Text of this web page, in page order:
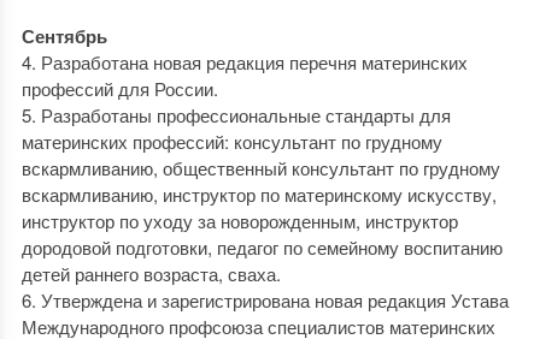
Сентябрь
4. Разработана новая редакция перечня материнских
профессий для России.
5. Разработаны профессиональные стандарты для
материнских профессий: консультант по грудному
вскармливанию, общественный консультант по грудному
вскармливанию, инструктор по материнскому искусству,
инструктор по уходу за новорожденным, инструктор
дородовой подготовки, педагог по семейному воспитанию
детей раннего возраста, сваха.
6. Утверждена и зарегистрирована новая редакция Устава
Международного профсоюза специалистов материнских